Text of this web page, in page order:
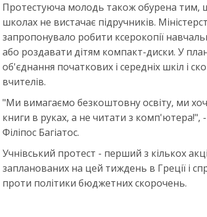
Протестуюча молодь також обурена тим,
школах не вистачає підручників.
запропонувало робити ксерокопії
або роздавати дітям компакт-диски. У
об'єднання початкових і середніх шкіл і
вчителів.
"Ми вимагаємо безкоштовну освіту, ми
книги в руках, а не читати з комп'ютера!",
Філіпос Багіатос.
Учнівський протест - перший з кількох
запланованих на цей тиждень в Греції і
проти політики бюджетних скорочень.